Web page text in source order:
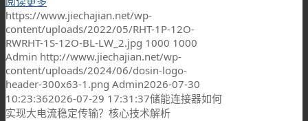
https://www.jiechajian.net/wp-
content/uploads/2022/05/RHT-1P-12O-
RWRHT-1S-12O-BL-LW_2.jpg 1000 1000
Admin http://www.jiechajian.net/wp-
content/uploads/2024/06/dosin-logo-
header-300x63-1.png Admin2026-07-30
10:23:362026-07-29 17:31:37储能连接器如何
实现大电流稳定传输？核心技术解析